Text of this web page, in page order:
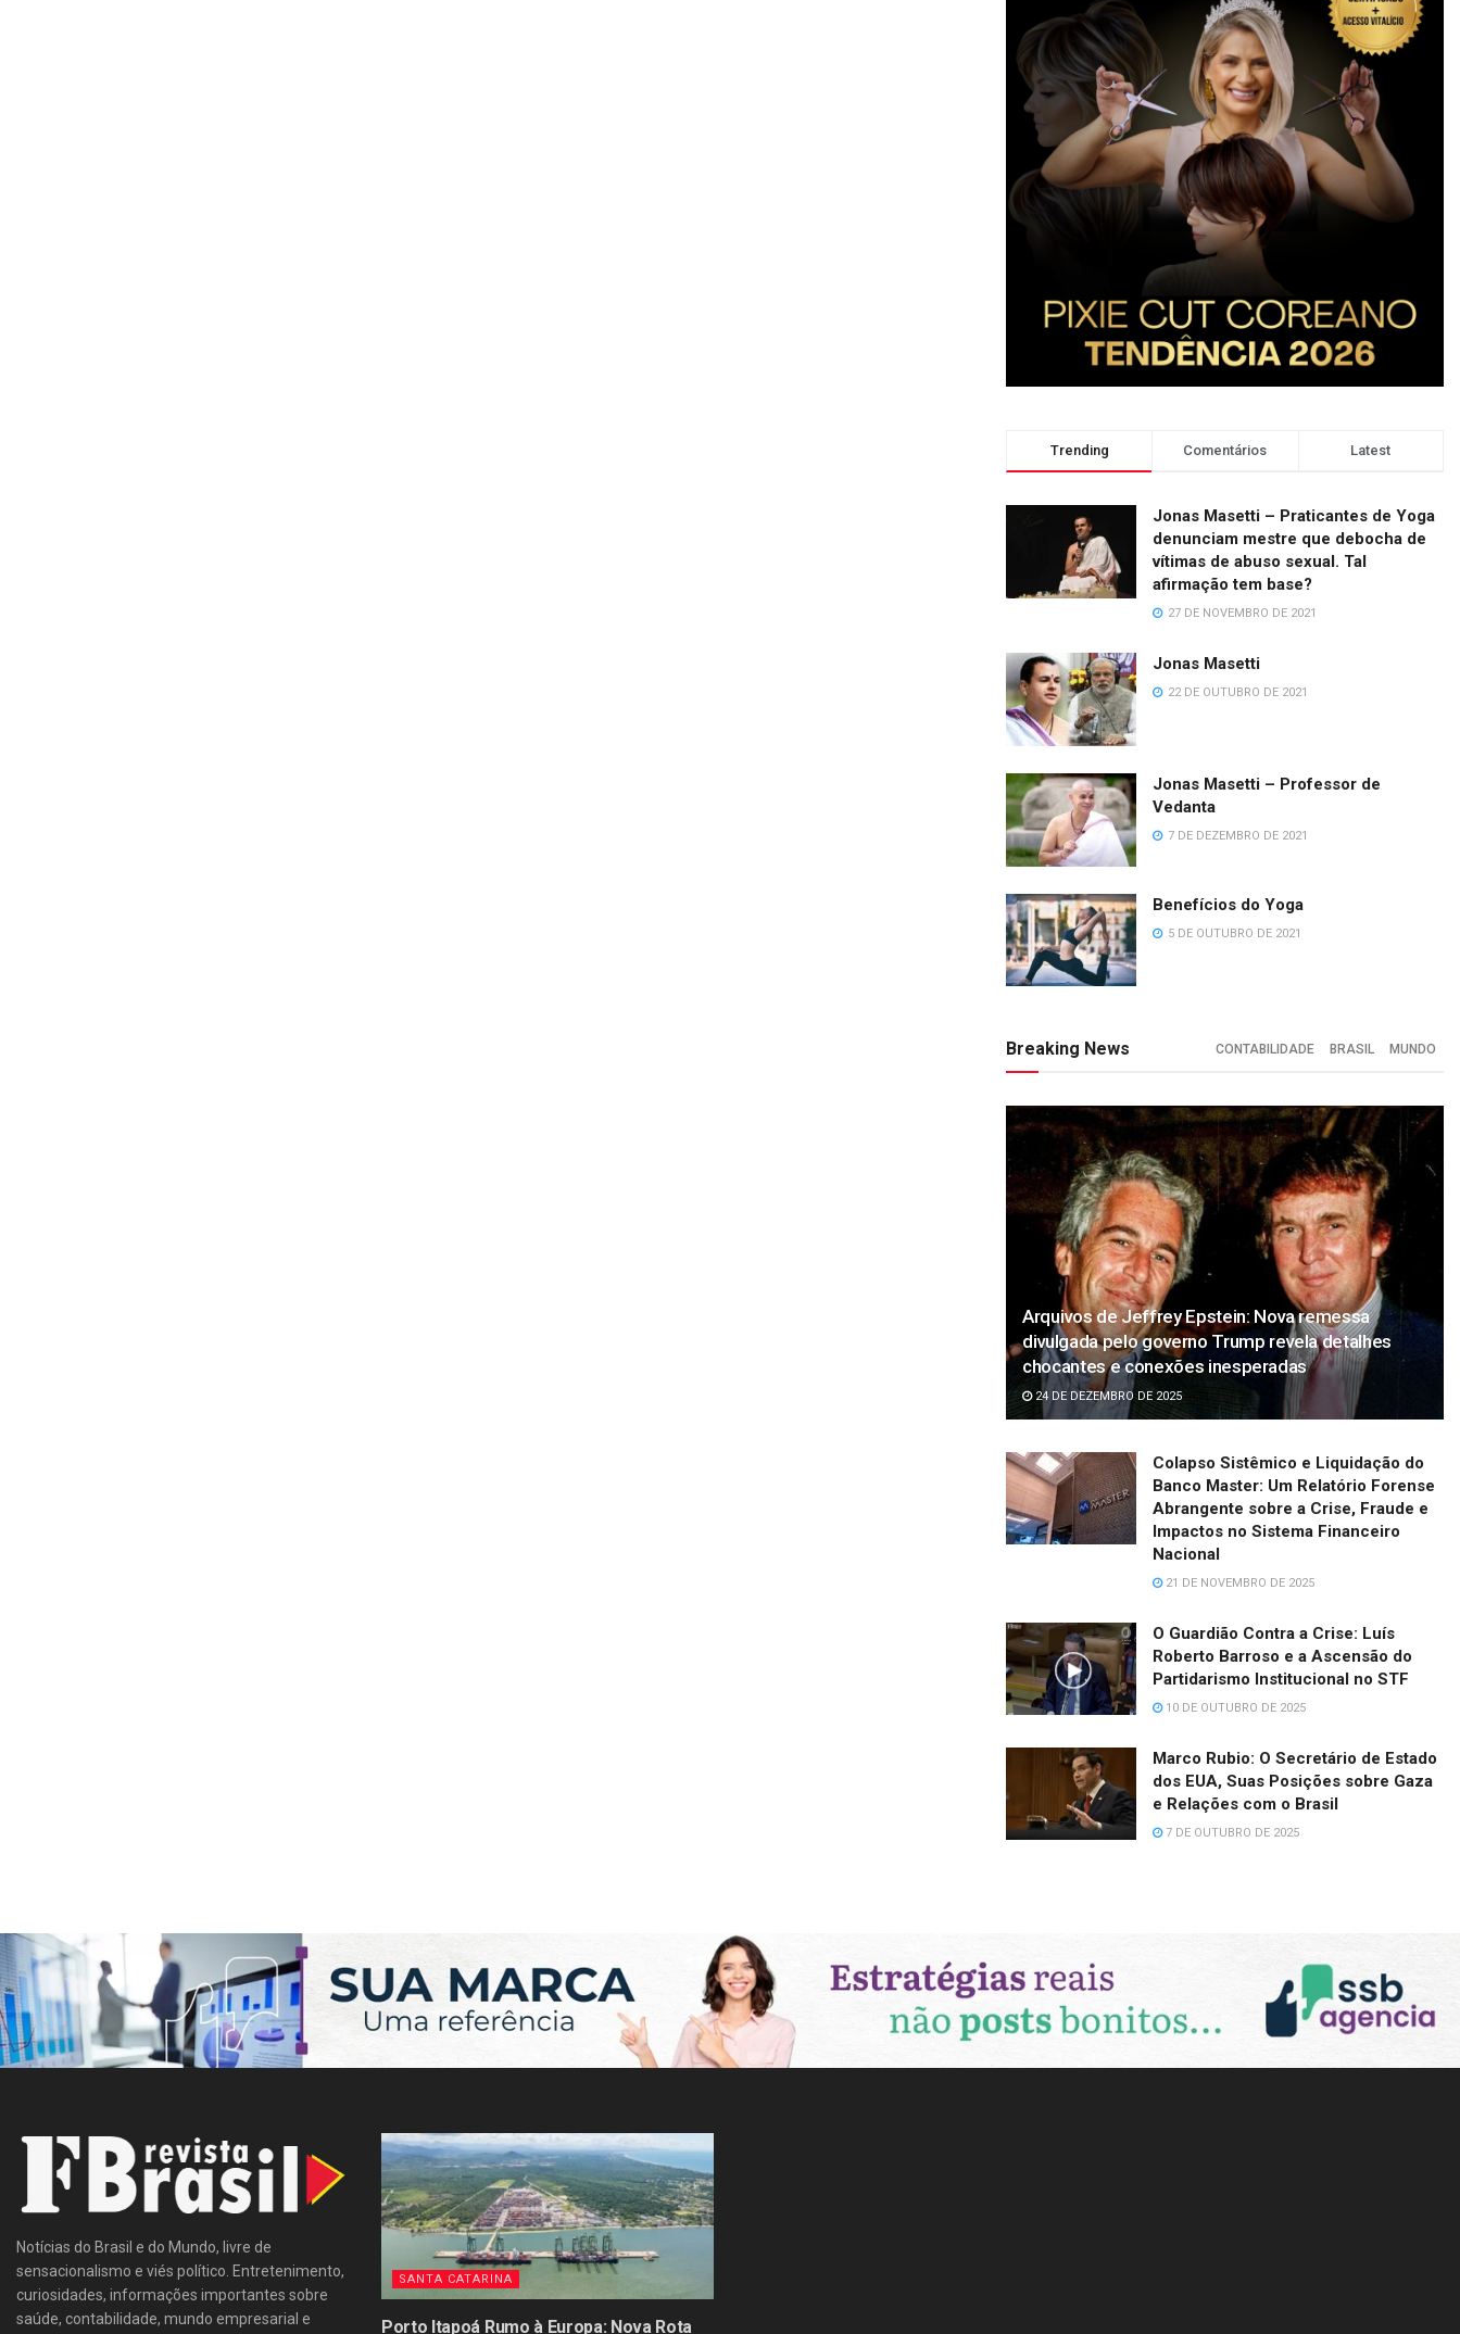
Trending Comentários Latest
Jonas Masetti – Praticantes de Yoga
denunciam mestre que debocha de
vítimas de abuso sexual. Tal
afirmação tem base?
27 DE NOVEMBRO DE 2021
Jonas Masetti
22 DE OUTUBRO DE 2021
Jonas Masetti – Professor de
Vedanta
7 DE DEZEMBRO DE 2021
Benefícios do Yoga
5 DE OUTUBRO DE 2021
Breaking News CONTABILIDADE BRASIL MUNDO
Arquivos de Jeffrey Epstein: Nova remessa
divulgada pelo governo Trump revela detalhes
chocantes e conexões inesperadas
24 DE DEZEMBRO DE 2025
Colapso Sistêmico e Liquidação do
Banco Master: Um Relatório Forense
Abrangente sobre a Crise, Fraude e
Impactos no Sistema Financeiro
Nacional
21 DE NOVEMBRO DE 2025
O Guardião Contra a Crise: Luís
Roberto Barroso e a Ascensão do
Partidarismo Institucional no STF
10 DE OUTUBRO DE 2025
Marco Rubio: O Secretário de Estado
dos EUA, Suas Posições sobre Gaza
e Relações com o Brasil
7 DE OUTUBRO DE 2025
Notícias do Brasil e do Mundo, livre de
sensacionalismo e viés político. Entretenimento,
curiosidades, informações importantes sobre
saúde, contabilidade, mundo empresarial e
SANTA CATARINA
Porto Itapoá Rumo à Europa: Nova Rota